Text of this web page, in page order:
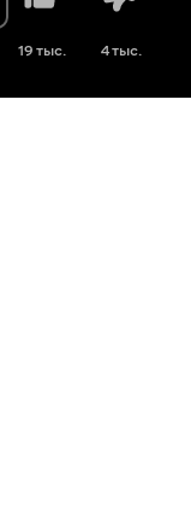
19 тыс. 4 тыс.